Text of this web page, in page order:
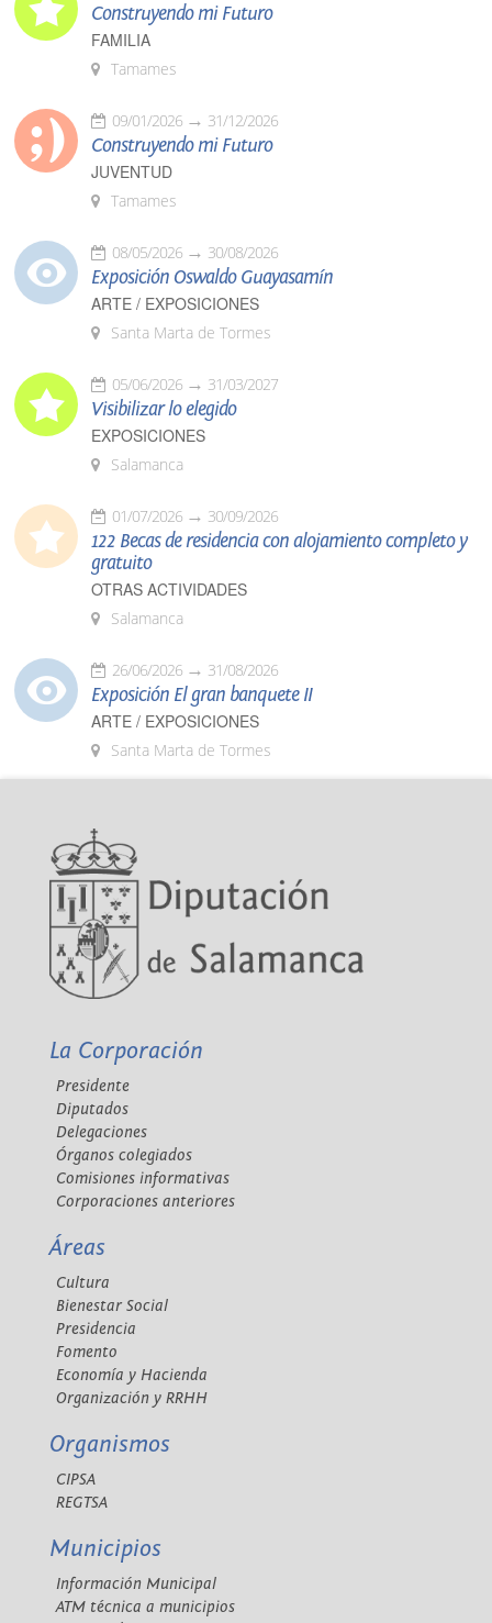
Construyendo mi Futuro
FAMILIA
Tamames
09/01/2026 31/12/2026
Construyendo mi Futuro
JUVENTUD
Tamames
08/05/2026 30/08/2026
Exposición Oswaldo Guayasamín
ARTE / EXPOSICIONES
Santa Marta de Tormes
05/06/2026 31/03/2027
Visibilizar lo elegido
EXPOSICIONES
Salamanca
01/07/2026 30/09/2026
122 Becas de residencia con alojamiento completo y
gratuito
OTRAS ACTIVIDADES
Salamanca
26/06/2026 31/08/2026
Exposición El gran banquete II
ARTE / EXPOSICIONES
Santa Marta de Tormes
La Corporación
Presidente
Diputados
Delegaciones
Órganos colegiados
Comisiones informativas
Corporaciones anteriores
Áreas
Cultura
Bienestar Social
Presidencia
Fomento
Economía y Hacienda
Organización y RRHH
Organismos
CIPSA
REGTSA
Municipios
Información Municipal
ATM técnica a municipios